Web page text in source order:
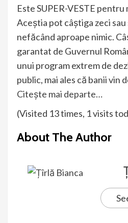
Este SUPER-VESTE
Aceștia pot câștiga zeci sau
nefăcând aproape nimic.
garantat de Guvernul
unui program extrem de
public, mai ales că banii vin
Citește mai departe…
(Visited 13 times, 1 visits
About The Author